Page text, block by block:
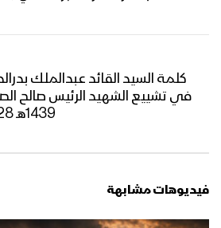
كلمة السيد القائد عبدالملك
في تشييع الشهيد الرئيس صالح
1439هـ 28-04-2018
فيديوهات مشابهة